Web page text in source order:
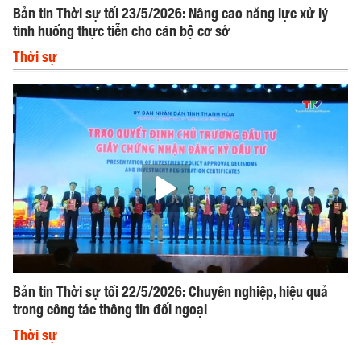
Bản tin Thời sự tối 23/5/2026: Nâng cao năng lực xử lý
tình huống thực tiễn cho cán bộ cơ sở
Thời sự
Bản tin Thời sự tối 22/5/2026: Chuyên nghiệp, hiệu quả
trong công tác thông tin đối ngoại
Thời sự